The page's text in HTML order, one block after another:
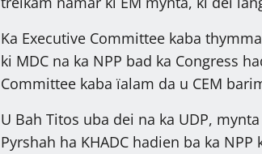
Ka Executive Committee kaba
ki MDC na ka NPP bad ka Congress
Committee kaba ïalam da u CEM
U Bah Titos uba dei na ka UDP,
Pyrshah ha KHADC hadien ba ka